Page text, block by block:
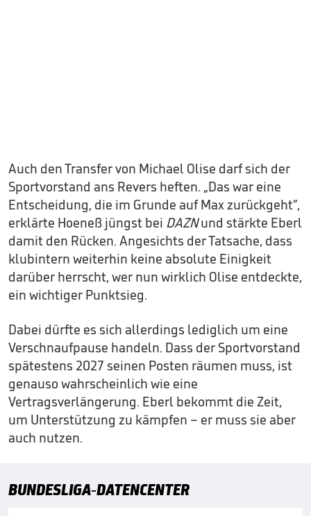
Auch den Transfer von Michael Olise darf sich der
Sportvorstand ans Revers heften. „Das war eine
Entscheidung, die im Grunde auf Max zurückgeht“,
erklärte Hoeneß jüngst bei DAZNund stärkte Eberl
damit den Rücken. Angesichts der Tatsache, dass
klubintern weiterhin keine absolute Einigkeit
darüber herrscht, wer nun wirklich Olise entdeckte,
ein wichtiger Punktsieg.
Dabei dürfte es sich allerdings lediglich um eine
Verschnaufpause handeln. Dass der Sportvorstand
spätestens 2027 seinen Posten räumen muss, ist
genauso wahrscheinlich wie eine
Vertragsverlängerung. Eberl bekommt die Zeit,
um Unterstützung zu kämpfen – er muss sie aber
auch nutzen.
BUNDESLIGA-DATENCENTER